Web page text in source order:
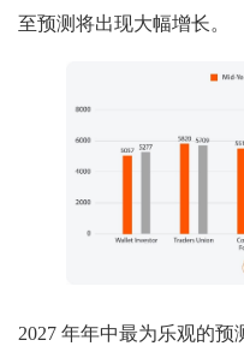
至预测将出现大幅增长。
2027 年年中最为乐观的预